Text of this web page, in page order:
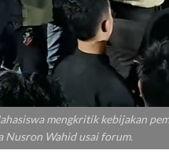
mengkritik kebijakan
Nusron Wahid usai forum.